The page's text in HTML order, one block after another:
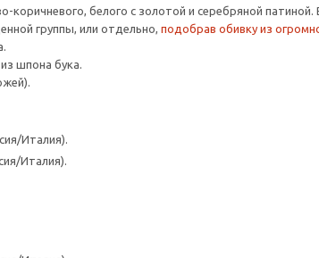
коричневого, белого с золотой и серебряной
группы, или отдельно, подобрав обивку из
шпона бука.
Италия).
Италия).